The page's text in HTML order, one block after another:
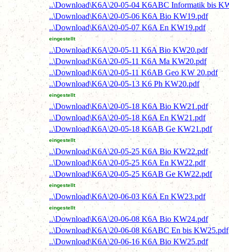
..\Download\K6A\20-05-04 K6ABC Informatik bis
..\Download\K6A\20-05-06 K6A Bio KW19.pdf
..\Download\K6A\20-05-07 K6A En KW19.pdf
eingestellt
..\Download\K6A\20-05-11 K6A Bio KW20.pdf
..\Download\K6A\20-05-11 K6A Ma KW20.pdf
..\Download\K6A\20-05-11 K6AB Geo KW 20.pdf
..\Download\K6A\20-05-13 K6 Ph KW20.pdf
eingestellt
..\Download\K6A\20-05-18 K6A Bio KW21.pdf
..\Download\K6A\20-05-18 K6A En KW21.pdf
..\Download\K6A\20-05-18 K6AB Ge KW21.pdf
eingestellt
..\Download\K6A\20-05-25 K6A Bio KW22.pdf
..\Download\K6A\20-05-25 K6A En KW22.pdf
..\Download\K6A\20-05-25 K6AB Ge KW22.pdf
eingestellt
..\Download\K6A\20-06-03 K6A En KW23.pdf
eingestellt
..\Download\K6A\20-06-08 K6A Bio KW24.pdf
..\Download\K6A\20-06-08 K6ABC En bis KW25.pdf
..\Download\K6A\20-06-16 K6A Bio KW25.pdf